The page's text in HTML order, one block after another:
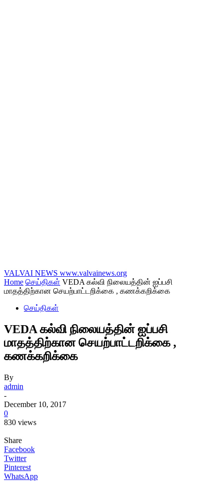
VALVAI NEWS www.valvainews.org
Home செய்திகள் VEDA கல்வி நிலையத்தின் ஐப்பசி
மாதத்திற்கான செயற்பாட்டறிக்கை , கணக்கறிக்கை
செய்திகள்
VEDA கல்வி நிலையத்தின் ஐப்பசி
மாதத்திற்கான செயற்பாட்டறிக்கை ,
கணக்கறிக்கை
By
admin
-
December 10, 2017
0
830 views
Share
Facebook
Twitter
Pinterest
WhatsApp